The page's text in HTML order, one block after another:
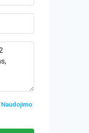
Naudojimo